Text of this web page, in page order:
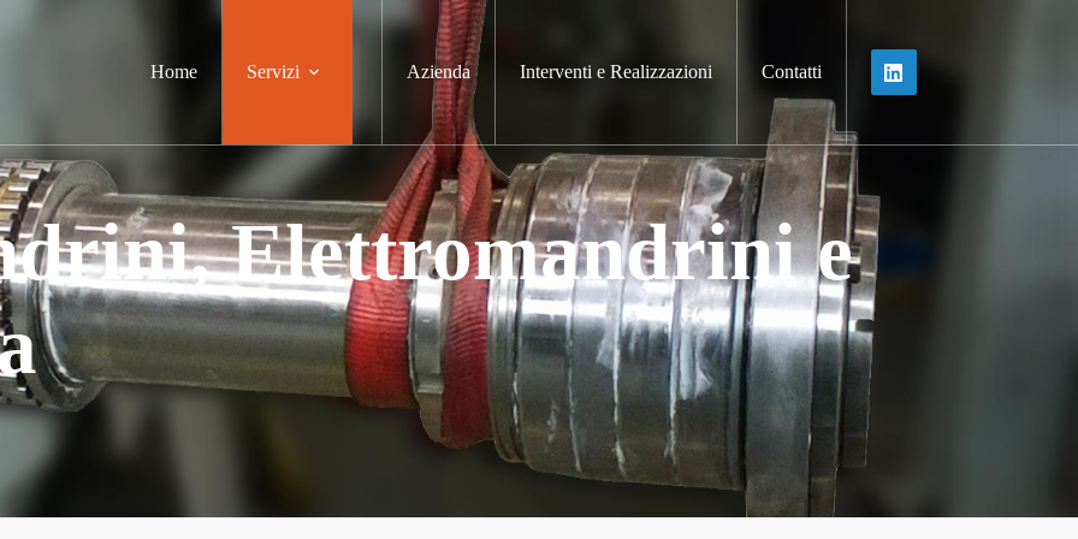
Home
Servizi Azienda Interventi e Realizzazioni Contatti
Elettromandrini e